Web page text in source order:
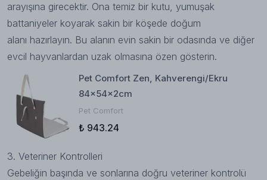
arayışına girecektir. Ona temiz bir kutu, yumuşak
battaniyeler koyarak sakin bir köşede doğum
alanı hazırlayın. Bu alanın evin sakin bir odasında ve diğer
evcil hayvanlardan uzak olmasına özen gösterin.
Pet Comfort Zen, Kahverengi/Ekru
84x54x2cm
Pet Comfort
₺ 943.24
3. Veteriner Kontrolleri
Gebeliğin başında ve sonlarına doğru veteriner kontrolü